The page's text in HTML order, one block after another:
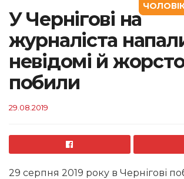
У Чернігові на
журналіста
невідомі й
побили
29.08.2019
29 серпня 2019 року в Чернігові